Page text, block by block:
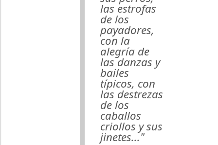
las estrofas
de los
payadores,
con la
alegría de
las danzas y
bailes
típicos, con
las destrezas
de los
caballos
criollos y sus
jinetes..."